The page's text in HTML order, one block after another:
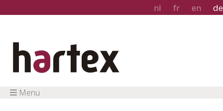
nl fr en de
Menu